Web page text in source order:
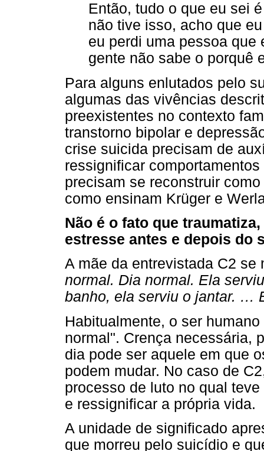
Então, tudo o que eu sei
não tive isso, acho que
eu perdi uma pessoa
gente não sabe o porquê
Para alguns enlutados pelo
algumas das vivências
preexistentes no contexto
transtorno bipolar e
crise suicida precisam de
ressignificar
precisam se reconstruir
como ensinam Krüger e
Não é o fato que
estresse antes e depois do
A mãe da entrevistada C2 se
normal. Dia normal. Ela
banho, ela serviu o jantar. …
Habitualmente, o ser
normal". Crença necessária,
dia pode ser aquele em que
podem mudar. No caso de
processo de luto no qual
e ressignificar a própria vida.
A unidade de significado
que morreu pelo suicídio e